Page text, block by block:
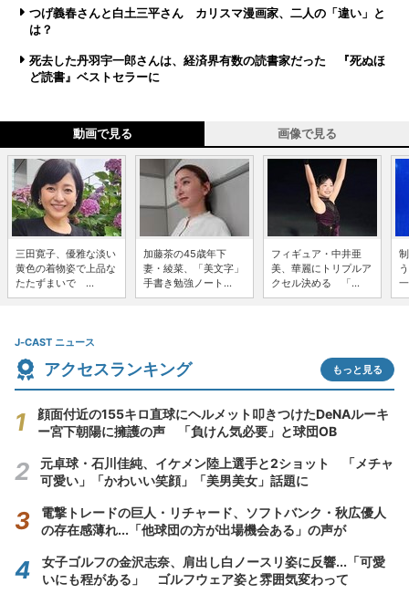
つげ義春さんと白土三平さん カリスマ漫画家、二人の「違い」と
は？
死去した丹羽宇一郎さんは、経済界有数の読書家だった 『死ぬほ
ど読書』ベストセラーに
動画で見る 画像で見る
三田寛子、優雅な淡い
黄色の着物姿で上品な
たたずまいで ...
加藤茶の45歳年下
妻・綾菜、「美文字」
手書き勉強ノート...
フィギュア・中井亜
美、華麗にトリプルア
クセル決める 「...
J-CAST ニュース
アクセスランキング もっと見る
顔面付近の155キロ直球にヘルメット叩きつけたDeNAルーキ
ー宮下朝陽に擁護の声 「負けん気必要」と球団OB
元卓球・石川佳純、イケメン陸上選手と2ショット 「メチャ
可愛い」「かわいい笑顔」「美男美女」話題に
電撃トレードの巨人・リチャード、ソフトバンク・秋広優人
の存在感薄れ...「他球団の方が出場機会ある」の声が
女子ゴルフの金沢志奈、肩出し白ノースリ姿に反響...「可愛
いにも程がある」 ゴルフウェア姿と雰囲気変わって